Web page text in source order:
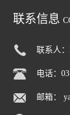
联系信息
联系人
电话：
邮箱：